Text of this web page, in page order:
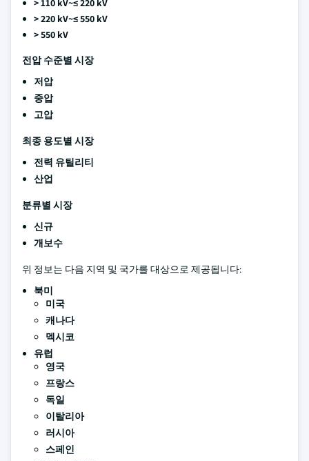
> 110 kV~≤ 220 kV
> 220 kV~≤ 550 kV
> 550 kV
전압 수준별 시장
저압
중압
고압
최종 용도별 시장
전력 유틸리티
산업
분류별 시장
신규
개보수
위 정보는 다음 지역 및 국가를 대상으로 제공됩니다:
북미
미국
캐나다
멕시코
유럽
영국
프랑스
독일
이탈리아
러시아
스페인